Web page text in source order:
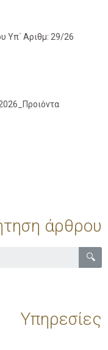
Υπ΄ Αριθμ: 29/26
άρθρου
🔍
Υπηρεσίες